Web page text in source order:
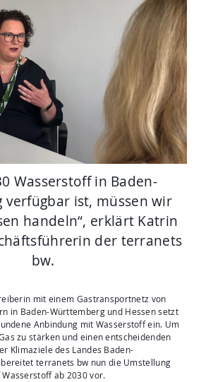
a. N.
N. – Bissingen
Betrieb
Wasserstoff in Baden-
ist, müssen wir
handeln“, erklärt Katrin
der terranets
bw.
mit einem Gastransportnetz von
in Baden-Württemberg und Hessen setzt
Anbindung mit Wasserstoff ein. Um
zu stärken und einen entscheidenden
Klimaziele des Landes Baden-
terranets bw nun die Umstellung
ab 2030 vor.